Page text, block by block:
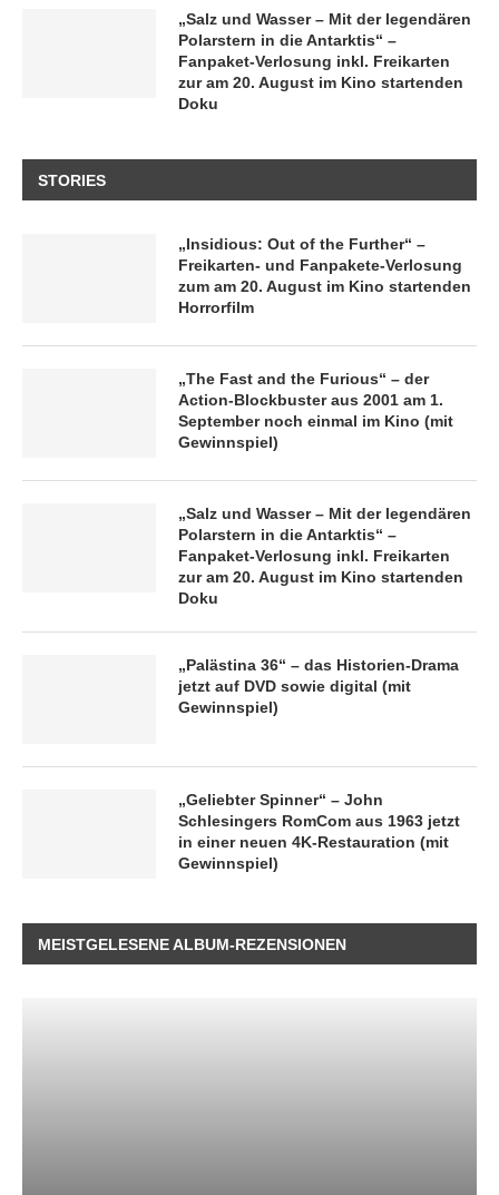
„Salz und Wasser – Mit der legendären
Polarstern in die Antarktis“ –
Fanpaket-Verlosung inkl. Freikarten
zur am 20. August im Kino startenden
Doku
STORIES
„Insidious: Out of the Further“ –
Freikarten- und Fanpakete-Verlosung
zum am 20. August im Kino startenden
Horrorfilm
„The Fast and the Furious“ – der
Action-Blockbuster aus 2001 am 1.
September noch einmal im Kino (mit
Gewinnspiel)
„Salz und Wasser – Mit der legendären
Polarstern in die Antarktis“ –
Fanpaket-Verlosung inkl. Freikarten
zur am 20. August im Kino startenden
Doku
„Palästina 36“ – das Historien-Drama
jetzt auf DVD sowie digital (mit
Gewinnspiel)
„Geliebter Spinner“ – John
Schlesingers RomCom aus 1963 jetzt
in einer neuen 4K-Restauration (mit
Gewinnspiel)
MEISTGELESENE ALBUM-REZENSIONEN